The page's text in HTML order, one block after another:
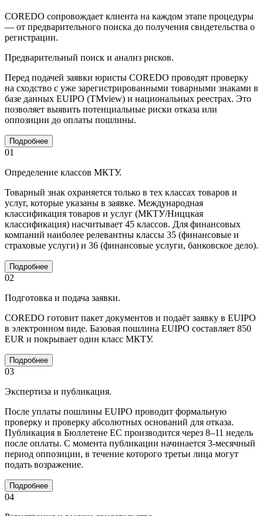
COREDO сопровождает клиента на каждом этапе процедуры
— от предварительного поиска до получения свидетельства о
регистрации.
Предварительный поиск и анализ рисков.
Перед подачей заявки юристы COREDO проводят проверку
на сходство с уже зарегистрированными товарными знаками в
базе данных EUIPO (TMview) и национальных реестрах. Это
позволяет выявить потенциальные риски отказа или
оппозиции до оплаты пошлины.
Подробнее
01
Определение классов МКТУ.
Товарный знак охраняется только в тех классах товаров и
услуг, которые указаны в заявке. Международная
классификация товаров и услуг (МКТУ/Ниццкая
классификация) насчитывает 45 классов. Для финансовых
компаний наиболее релевантны классы 35 (финансовые и
страховые услуги) и 36 (финансовые услуги, банковское дело).
Подробнее
02
Подготовка и подача заявки.
COREDO готовит пакет документов и подаёт заявку в EUIPO
в электронном виде. Базовая пошлина EUIPO составляет 850
EUR и покрывает один класс МКТУ.
Подробнее
03
Экспертиза и публикация.
После уплаты пошлины EUIPO проводит формальную
проверку и проверку абсолютных оснований для отказа.
Публикация в Бюллетене ЕС производится через 8–11 недель
после оплаты. С момента публикации начинается 3-месячный
период оппозиции, в течение которого третьи лица могут
подать возражение.
Подробнее
04